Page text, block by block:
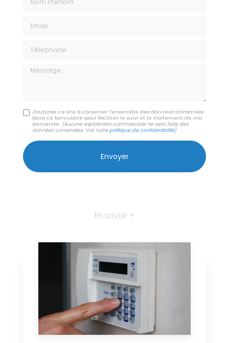
Message
J'autorise ce site à conserver l'ensemble des données transmises
dans ce formulaire pour faciliter le suivi et le traitement de ma
demande. (Aucune exploitation commerciale ne sera faite des
données conservées. Voir notrepolitique de confidentialité)
En savoir +